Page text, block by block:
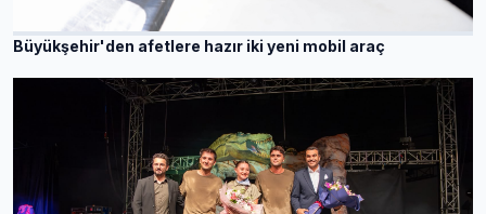
Büyükşehir'den afetlere hazır iki yeni mobil araç